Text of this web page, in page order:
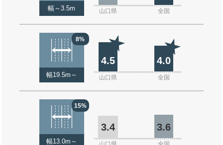
幅～3.5m 山口県 全国
8%
幅19.5m～
4.5 4.0
山口県 全国
15%
幅13.0m～
3.4 3.6